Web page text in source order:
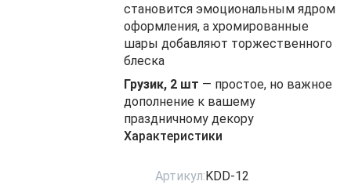
становится эмоциональным ядром
оформления, а хромированные
шары добавляют торжественного
блеска
Грузик, 2 шт — простое, но важное
дополнение к вашему
праздничному декору
Характеристики
Артикул:KDD-12